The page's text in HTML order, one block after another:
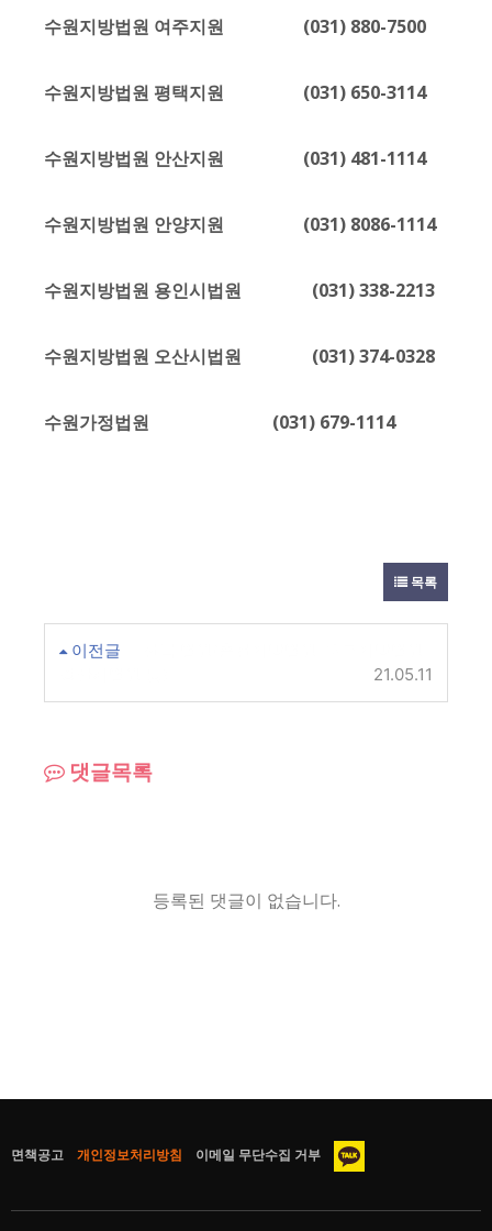
수원지방법원 여주지원 (031) 880-7500
수원지방법원 평택지원 (031) 650-3114
수원지방법원 안산지원 (031) 481-1114
수원지방법원 안양지원 (031) 8086-1114
수원지방법원 용인시법원 (031) 338-2213
수원지방법원 오산시법원 (031) 374-0328
수원가정법원 (031) 679-1114
목록
이전글
21.05.11
댓글목록
등록된 댓글이 없습니다.
면책공고 개인정보처리방침 이메일 무단수집 거부